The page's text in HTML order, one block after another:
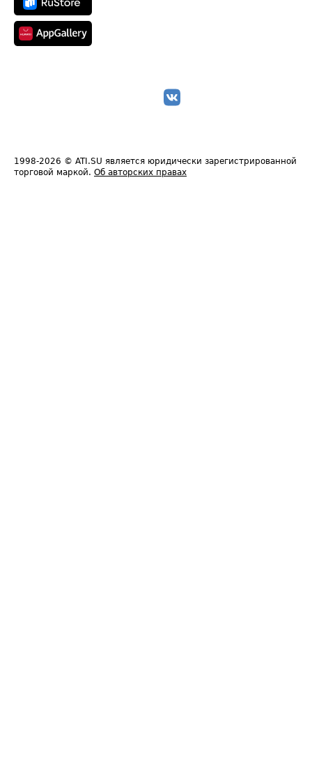
1998-2026 © ATI.SU является юридически зарегистрированной
торговой маркой. Об авторских правах